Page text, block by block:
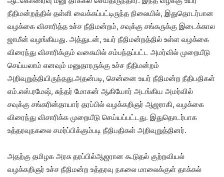
நீதிமன்றத்தில் தள்ளி வைக்கப்பட்டிருந்த நிலையில், இதுதொடர்பான
வழக்கை விசாரித்த உச்ச நீதிமன்றம், சவுக்கு சங்கருக்கு இடைக்கால
ஜாமீன் வழங்கியது. அத்துடன், உயர் நீதிமன்றத்தில் உள்ள வழக்கை
விரைந்து விசாரிக்கும் வகையில் சம்பந்தப்பட்ட அமர்வில் முறையீடு
செய்யலாம் எனவும் மனுதாரருக்கு உச்ச நீதிமன்றம்
அறிவுறுத்தியிருந்தது.அதன்படி, சென்னை உயர் நீதிமன்ற நீதிபதிகள்
எம்.எஸ்.ரமேஷ், சுந்தர் மோகன் ஆகியோர் அடங்கிய அமர்வில்
சவுக்கு சங்கரின்தாயார் தரப்பில் வழக்கறிஞர் ஆஜராகி, வழக்கை
விரைந்து விசாரிக்க முறையீடு செய்யப்பட்டது. இதுதொடர்பாக
உத்தரவுநகலை சமர்ப்பிக்கும்படி நீதிபதிகள் அறிவுறுத்தினர்.
அதற்கு தமிழக அரசு தரப்பில்ஆஜரான கூடுதல் குற்றவியல்
வழக்கறிஞர் உச்ச நீதிமன்ற உத்தரவு நகலை மாலைக்குள் தாக்கல்